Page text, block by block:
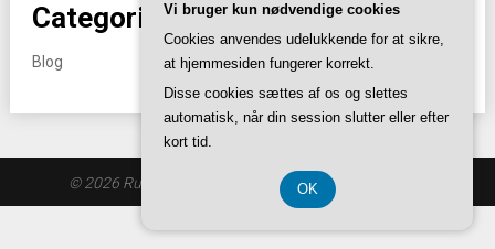
Categories
Blog
© 2026 Rustomdanner.dk | Theme by SuperbThemes
Vi bruger kun nødvendige cookies
Cookies anvendes udelukkende for at sikre,
at hjemmesiden fungerer korrekt.
Disse cookies sættes af os og slettes
automatisk, når din session slutter eller efter
kort tid.
OK